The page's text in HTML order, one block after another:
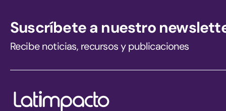
Suscríbete a nuestro
Recibe noticias, recursos y publicaciones